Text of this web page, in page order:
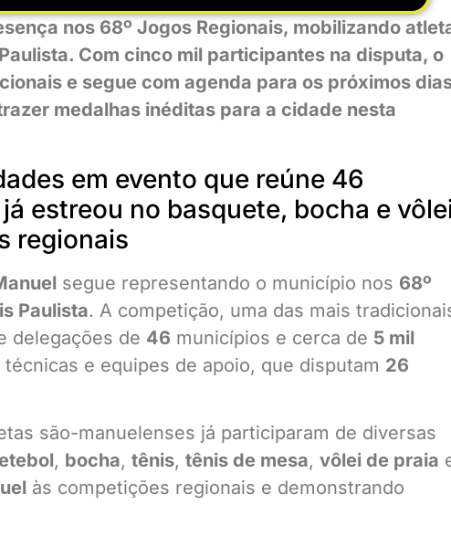
nos 68º Jogos Regionais, mobilizando
Com cinco mil participantes na disputa, o
e segue com agenda para os próximos
medalhas inéditas para a cidade nesta
em evento que reúne 46
estreou no basquete, bocha e
regionais
segue representando o município nos 68º
Paulista. A competição, uma das mais
delegações de 46 municípios e cerca de 5 mil
e equipes de apoio, que disputam 26
são-manuelenses já participaram de diversas
, bocha, tênis, tênis de mesa, vôlei de praia
às competições regionais e demonstrando